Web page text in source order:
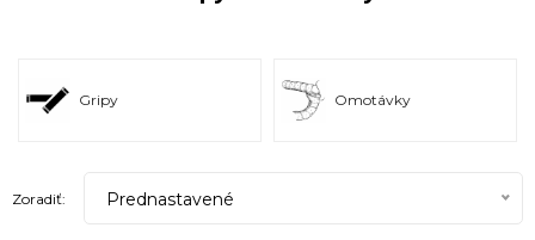
Gripy Omotávky
Zoradiť: Prednastavené